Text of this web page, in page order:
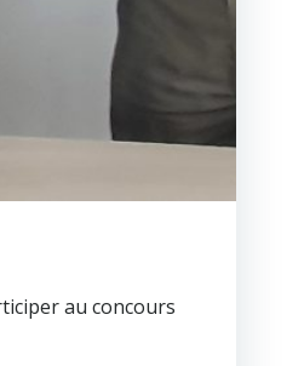
au concours